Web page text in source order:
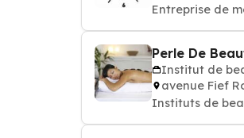
Entreprise de
Perle De
Institut de
avenue Fief
Instituts de